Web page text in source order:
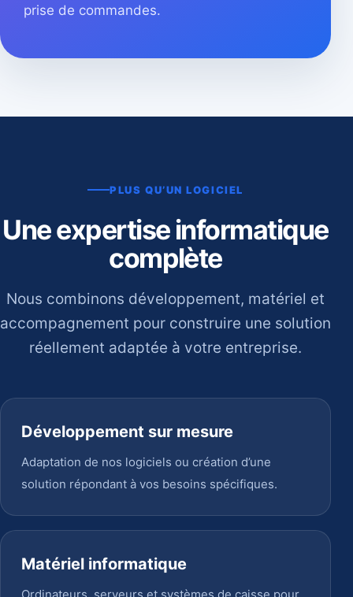
prise de commandes.
PLUS QU’UN LOGICIEL
Une expertise informatique
complète
Nous combinons développement, matériel et
accompagnement pour construire une solution
réellement adaptée à votre entreprise.
Développement sur mesure
Adaptation de nos logiciels ou création d’une
solution répondant à vos besoins spécifiques.
Matériel informatique
Ordinateurs, serveurs et systèmes de caisse pour